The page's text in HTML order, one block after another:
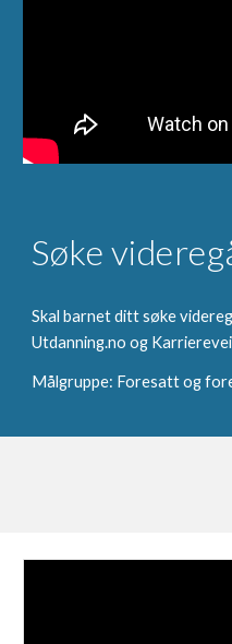
Søke
Skal barnet ditt søke
Utdanning.no og
Målgruppe: Foresatt og